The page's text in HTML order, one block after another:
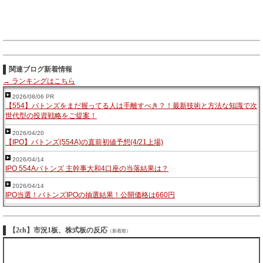
関連ブログ新着情報
→ ランキングはこちら
2026/08/06 PR
【554】バトンズをまだ握ってる人は手離すべき？！最新技術と方法な知識で次
世代型の投資戦略をご提案！
2026/04/20
【IPO】バトンズ(554A)の直前初値予想(4/21上場)
2026/04/14
IPO 554Aバトンズ 主幹事大和4口座の当落結果は？
2026/04/14
IPO当選！バトンズIPOの抽選結果！公開価格は660円
【2ch】市況1板、株式板の反応 （新着順）